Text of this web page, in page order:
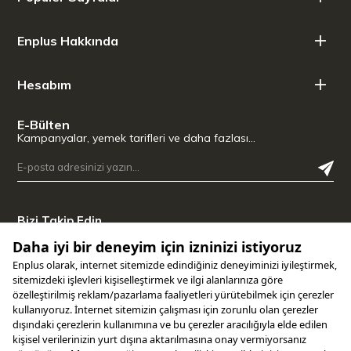
Enplus Hakkında
Hesabım
E-Bülten
Kampanyalar, yemek tarifleri ve daha fazlası…
Bizi Takip Edin
Uygulamamızı İndirin